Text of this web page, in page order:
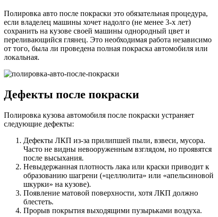
Полировка авто после покраски это обязательная процедура,
если владелец машины хочет надолго (не менее 3-х лет)
сохранить на кузове своей машины однородный цвет и
переливающийся глянец. Это необходимая работа независимо
от того, была ли проведена полная покраска автомобиля или
локальная.
Дефекты после покраски
Полировка кузова автомобиля после покраски устраняет
следующие дефекты:
Дефекты ЛКП из-за прилипшей пыли, взвеси, мусора.
Часто не видны невооруженным взглядом, но проявятся
после высыхания.
Невыдержанная плотность лака или краски приводит к
образованию шагрени («целлюлита» или «апельсиновой
шкурки» на кузове).
Появление матовой поверхности, хотя ЛКП должно
блестеть.
Прорыв покрытия выходящими пузырьками воздуха.